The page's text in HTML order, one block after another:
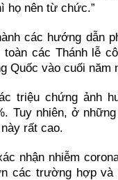
họ nên từ chức.”
các hướng dẫn
các Thánh lễ
Quốc vào cuối năm
triệu chứng ảnh
Tuy nhiên, ở
rất cao.
nhận nhiễm
các trường hợp